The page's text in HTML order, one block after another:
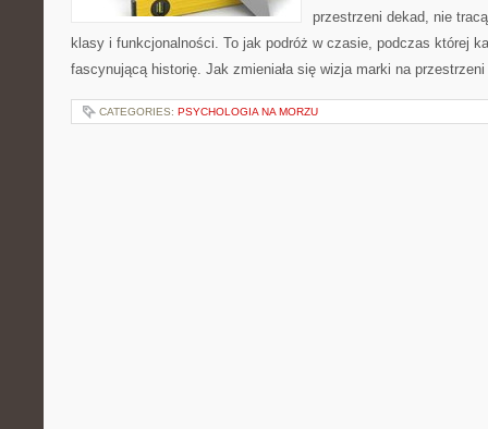
przestrzeni dekad, nie
klasy i funkcjonalności. To jak podróż w czasie, podczas której
fascynującą historię. Jak zmieniała się wizja marki na
CATEGORIES: PSYCHOLOGIA NA MORZU